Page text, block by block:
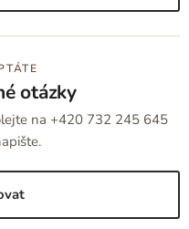
otázky
na +420 732 245 645